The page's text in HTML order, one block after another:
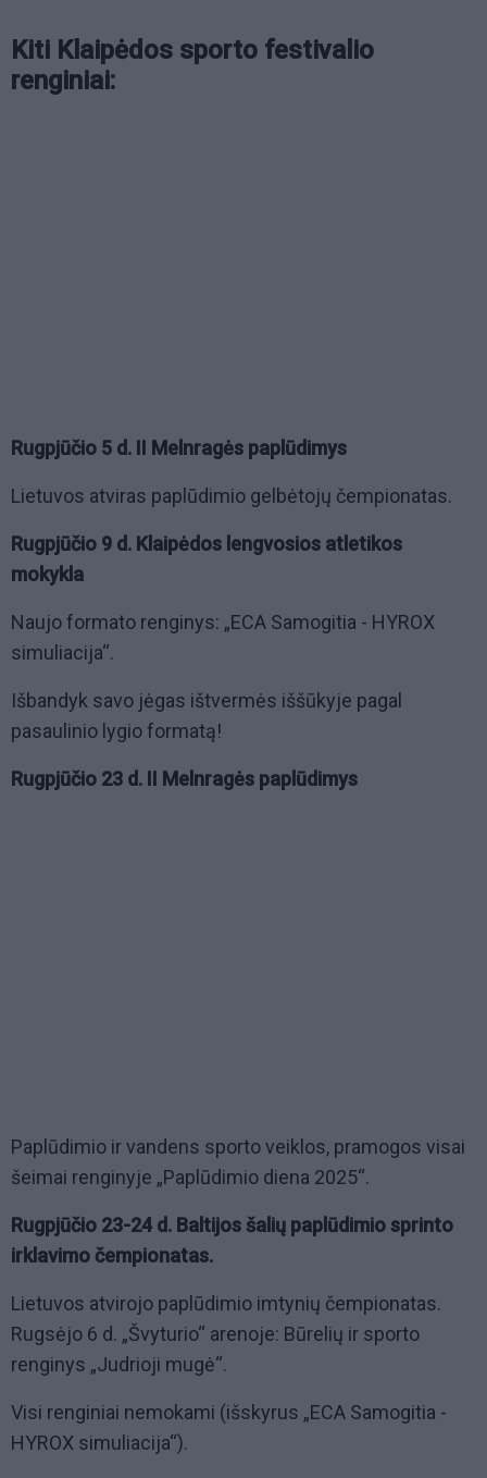
Kiti Klaipėdos sporto festivalio
renginiai:
Rugpjūčio 5 d. II Melnragės paplūdimys
Lietuvos atviras paplūdimio gelbėtojų čempionatas.
Rugpjūčio 9 d. Klaipėdos lengvosios atletikos
mokykla
Naujo formato renginys: „ECA Samogitia - HYROX
simuliacija“.
Išbandyk savo jėgas ištvermės iššūkyje pagal
pasaulinio lygio formatą!
Rugpjūčio 23 d. II Melnragės paplūdimys
Paplūdimio ir vandens sporto veiklos, pramogos visai
šeimai renginyje „Paplūdimio diena 2025“.
Rugpjūčio 23-24 d. Baltijos šalių paplūdimio sprinto
irklavimo čempionatas.
Lietuvos atvirojo paplūdimio imtynių čempionatas.
Rugsėjo 6 d. „Švyturio“ arenoje: Būrelių ir sporto
renginys „Judrioji mugė“.
Visi renginiai nemokami (išskyrus „ECA Samogitia -
HYROX simuliacija“).